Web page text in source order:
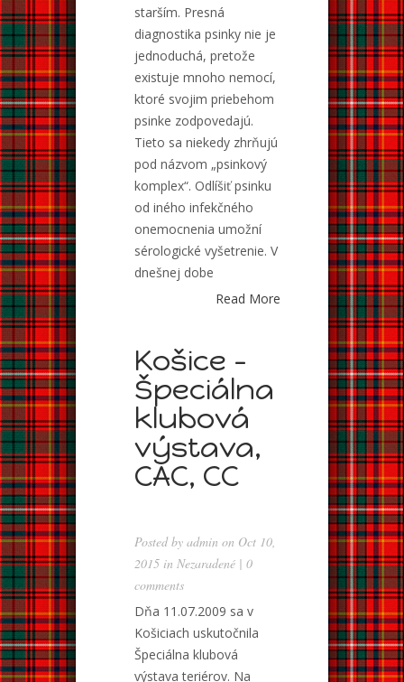
starším. Presná
diagnostika psinky nie je
jednoduchá, pretože
existuje mnoho nemocí,
ktoré svojim priebehom
psinke zodpovedajú.
Tieto sa niekedy zhrňujú
pod názvom „psinkový
komplex“. Odlíšiť psinku
od iného infekčného
onemocnenia umožní
sérologické vyšetrenie. V
dnešnej dobe
Read More
Košice –
Špeciálna
klubová
výstava,
CAC, CC
Posted by admin on Oct 10,
2015 in Nezaradené | 0
comments
Dňa 11.07.2009 sa v
Košiciach uskutočnila
Špeciálna klubová
výstava teriérov. Na